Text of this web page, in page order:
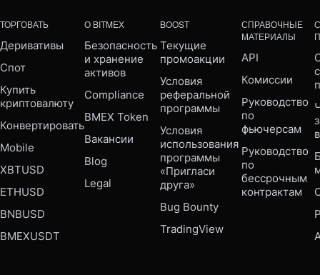
ТОРГОВАТЬ
Деривативы
Спот
Купить
криптовалюту
Конвертировать
Mobile
XBTUSD
ETHUSD
BNBUSD
BMEXUSDT
О BITMEX
Безопасность
и хранение
активов
Compliance
BMEX Token
Вакансии
Blog
Legal
BOOST
Текущие
промоакции
Условия
реферальной
программы
Условия
использования
программы
«Пригласи
друга»
Bug Bounty
TradingView
СПРАВОЧНЫЕ
МАТЕРИАЛЫ
API
Комиссии
Руководство
по
фьючерсам
Руководство
по
бессрочным
контрактам